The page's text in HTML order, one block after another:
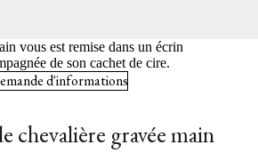
vous est remise dans un écrin
de son cachet de cire.
d'informations
chevalière gravée main